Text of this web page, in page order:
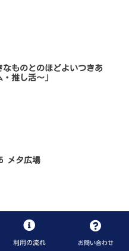
ものとのほどよいつきあ
推し活～」
タ広場
利用の流れ お問い合わせ